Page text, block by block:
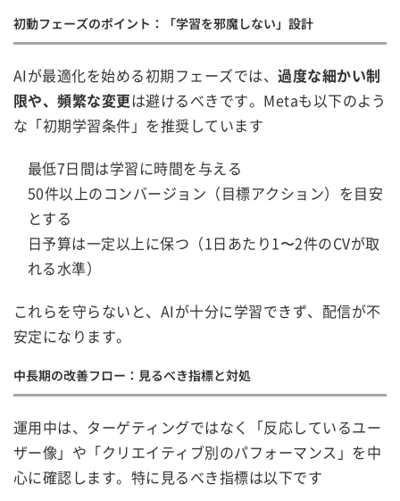
初動フェーズのポイント：「学習を邪魔しない」設計
AIが最適化を始める初期フェーズでは、過度な細かい制
限や、頻繁な変更は避けるべきです。Metaも以下のよう
な「初期学習条件」を推奨しています
最低7日間は学習に時間を与える
50件以上のコンバージョン（目標アクション）を目安
とする
日予算は一定以上に保つ（1日あたり1〜2件のCVが取
れる水準）
これらを守らないと、AIが十分に学習できず、配信が不
安定になります。
中長期の改善フロー：見るべき指標と対処
運用中は、ターゲティングではなく「反応しているユー
ザー像」や「クリエイティブ別のパフォーマンス」を中
心に確認します。特に見るべき指標は以下です